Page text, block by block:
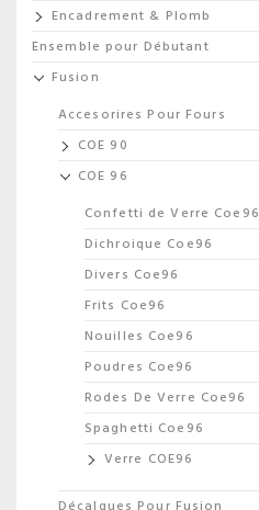
Encadrement & Plomb
Ensemble pour Débutant
Fusion
Accesorires Pour Fours
COE 90
COE 96
Confetti de Verre Coe96
Dichroique Coe96
Divers Coe96
Frits Coe96
Nouilles Coe96
Poudres Coe96
Rodes De Verre Coe96
Spaghetti Coe96
Verre COE96